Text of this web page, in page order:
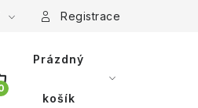
Registrace
Prázdný
košík